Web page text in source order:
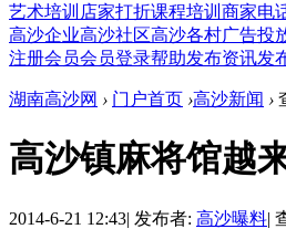
艺术培训 店家打折课程培训 商家电
高沙企业高沙社区高沙各村广告投
注册会员会员登录帮助发布资讯发
湖南高沙网 › 门户首页 ›高沙新闻 ›
高沙镇麻将馆越
2014-6-21 12:43| 发布者: 高沙曝料|